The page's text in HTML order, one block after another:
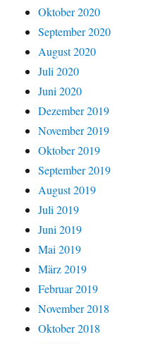
Oktober 2020
September 2020
August 2020
Juli 2020
Juni 2020
Dezember 2019
November 2019
Oktober 2019
September 2019
August 2019
Juli 2019
Juni 2019
Mai 2019
März 2019
Februar 2019
November 2018
Oktober 2018